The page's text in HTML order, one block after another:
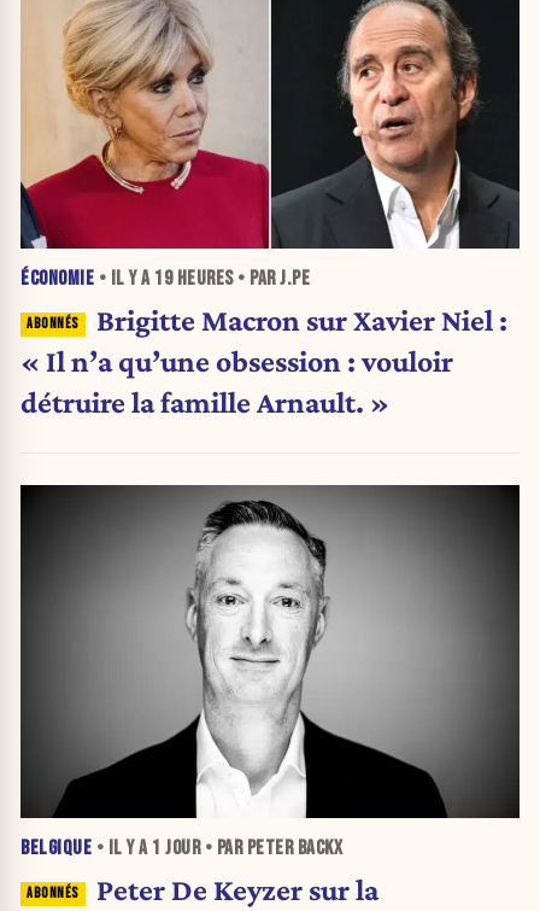
ÉCONOMIE • IL Y A 19 HEURES• PAR J.PE
Brigitte Macron sur Xavier Niel :
« Il n’a qu’une obsession : vouloir
détruire la famille Arnault. »
BELGIQUE • IL Y A 1 JOUR• PAR PETER BACKX
Peter De Keyzer sur la